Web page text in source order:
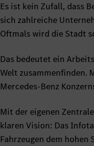
Es ist kein Zufall, dass
sich zahlreiche
Oftmals wird die Stadt
Das bedeutet ein
Welt zusammenfinden.
Mercedes-Benz
Mit der eigenen
klaren Vision: Das
Fahrzeugen dem